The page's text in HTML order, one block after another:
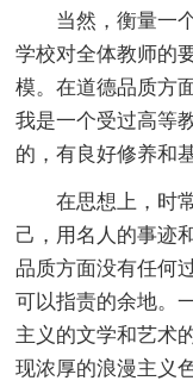
当然，衡量一
学校对全体教师的
模。在道德品质方
我是一个受过高等
的，有良好修养和
在思想上，时
己，用名人的事迹
品质方面没有任何
可以指责的余地。
主义的文学和艺术
现浓厚的浪漫主义